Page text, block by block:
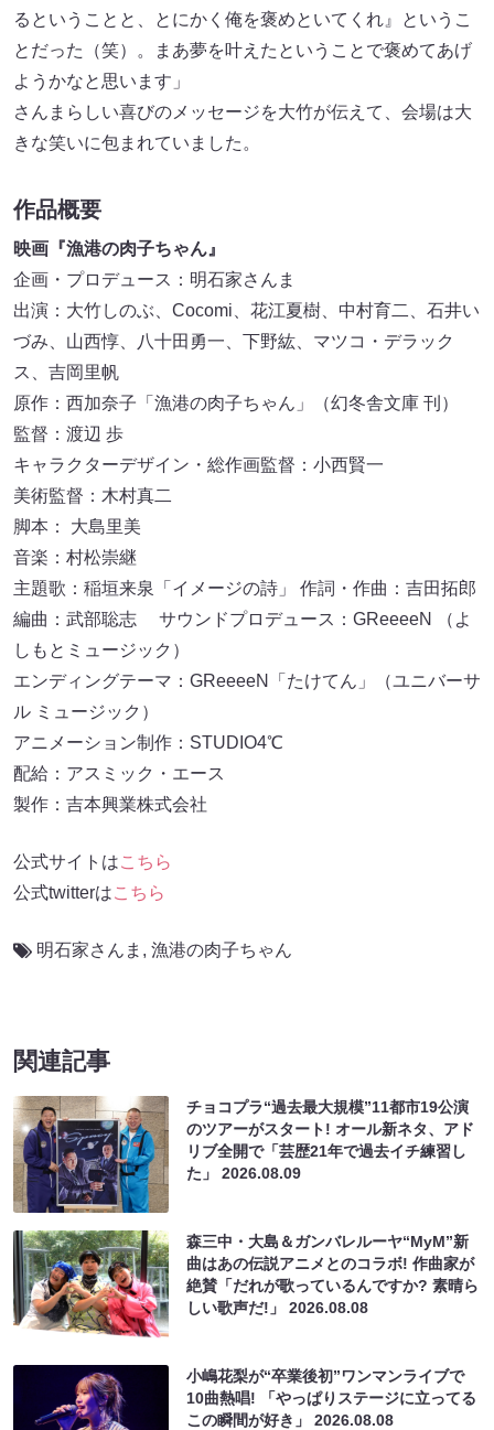
るということと、とにかく俺を褒めといてくれ』というこ
とだった（笑）。まあ夢を叶えたということで褒めてあげ
ようかなと思います」
さんまらしい喜びのメッセージを大竹が伝えて、会場は大
きな笑いに包まれていました。
作品概要
映画『漁港の肉子ちゃん』
企画・プロデュース：明石家さんま
出演：大竹しのぶ、Cocomi、花江夏樹、中村育二、石井い
づみ、山西惇、八十田勇一、下野紘、マツコ・デラック
ス、吉岡里帆
原作：西加奈子「漁港の肉子ちゃん」（幻冬舎文庫 刊）
監督：渡辺 歩
キャラクターデザイン・総作画監督：小西賢一
美術監督：木村真二
脚本： 大島里美
音楽：村松崇継
主題歌：稲垣来泉「イメージの詩」 作詞・作曲：吉田拓郎
編曲：武部聡志 サウンドプロデュース：GReeeeN （よ
しもとミュージック）
エンディングテーマ：GReeeeN「たけてん」（ユニバーサ
ル ミュージック）
アニメーション制作：STUDIO4℃
配給：アスミック・エース
製作：吉本興業株式会社
公式サイトはこちら
公式twitterはこちら
明石家さんま , 漁港の肉子ちゃん
関連記事
チョコプラ“過去最大規模”11都市19公演
のツアーがスタート! オール新ネタ、アド
リブ全開で「芸歴21年で過去イチ練習し
た」2026.08.09
森三中・大島＆ガンバレルーヤ“MyM”新
曲はあの伝説アニメとのコラボ! 作曲家が
絶賛「だれが歌っているんですか? 素晴ら
しい歌声だ!」2026.08.08
小嶋花梨が“卒業後初”ワンマンライブで
10曲熱唱! 「やっぱりステージに立ってる
この瞬間が好き」2026.08.08